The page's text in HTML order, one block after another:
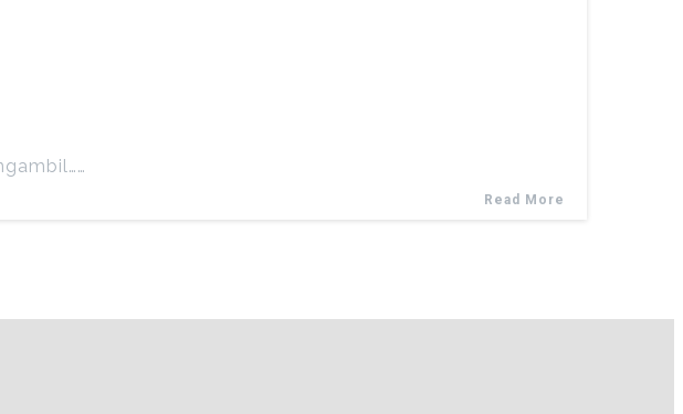
Read More